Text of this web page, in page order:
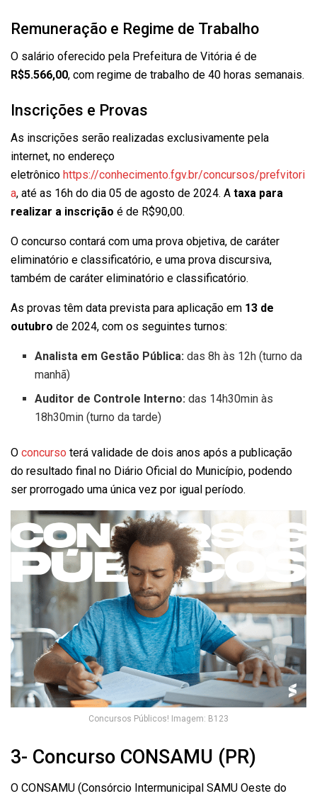
Remuneração e Regime de Trabalho
O salário oferecido pela Prefeitura de Vitória é de
R$5.566,00, com regime de trabalho de 40 horas semanais.
Inscrições e Provas
As inscrições serão realizadas exclusivamente pela
internet, no endereço
eletrônico https://conhecimento.fgv.br/concursos/prefvitori
a, até as 16h do dia 05 de agosto de 2024. A taxa para
realizar a inscrição é de R$90,00.
O concurso contará com uma prova objetiva, de caráter
eliminatório e classificatório, e uma prova discursiva,
também de caráter eliminatório e classificatório.
As provas têm data prevista para aplicação em 13 de
outubro de 2024, com os seguintes turnos:
Analista em Gestão Pública: das 8h às 12h (turno da
manhã)
Auditor de Controle Interno: das 14h30min às
18h30min (turno da tarde)
O concurso terá validade de dois anos após a publicação
do resultado final no Diário Oficial do Município, podendo
ser prorrogado uma única vez por igual período.
Concursos Públicos! Imagem: B123
3- Concurso CONSAMU (PR)
O CONSAMU (Consórcio Intermunicipal SAMU Oeste do